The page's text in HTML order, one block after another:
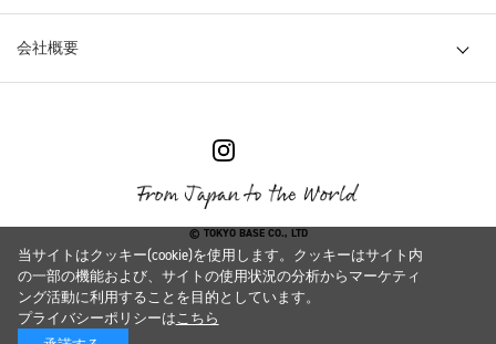
会社概要
© TOKYO BASE CO., LTD
当サイトはクッキー(cookie)を使用します。クッキーはサイト内
の一部の機能および、サイトの使用状況の分析からマーケティ
ング活動に利用することを目的としています。
プライバシーポリシーはこちら